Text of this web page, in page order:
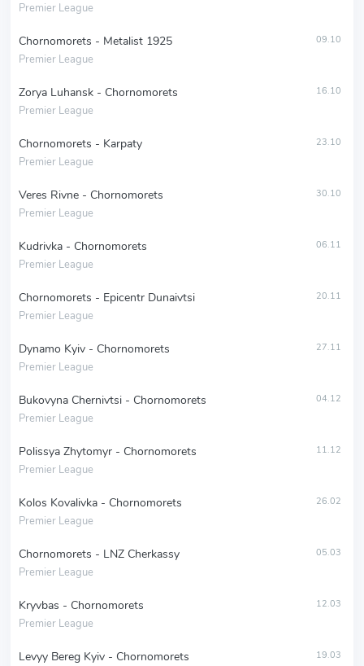
Premier League
Chornomorets - Metalist 1925
Premier League
09.10
Zorya Luhansk - Chornomorets
Premier League
16.10
Chornomorets - Karpaty
Premier League
23.10
Veres Rivne - Chornomorets
Premier League
30.10
Kudrivka - Chornomorets
Premier League
06.11
Chornomorets - Epicentr Dunaivtsi
Premier League
20.11
Dynamo Kyiv - Chornomorets
Premier League
27.11
Bukovyna Chernivtsi - Chornomorets
Premier League
04.12
Polissya Zhytomyr - Chornomorets
Premier League
11.12
Kolos Kovalivka - Chornomorets
Premier League
26.02
Chornomorets - LNZ Cherkassy
Premier League
05.03
Kryvbas - Chornomorets
Premier League
12.03
Levyy Bereg Kyiv - Chornomorets 19.03